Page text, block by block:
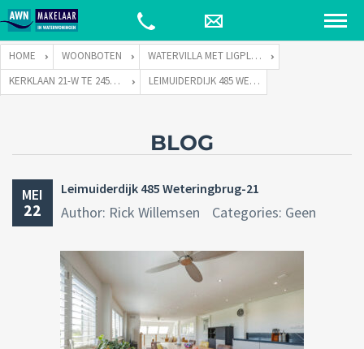
HOME WOONBOTEN
WATERVILLA MET LIGPLAATS
KERKLAAN 21-W TE 2451 VX LEIMUIDEN
LEIMUIDERDIJK 485 WETERINGBRUG-21
BLOG
MEI
22
Leimuiderdijk 485 Weteringbrug-21
Author: Rick Willemsen Categories: Geen